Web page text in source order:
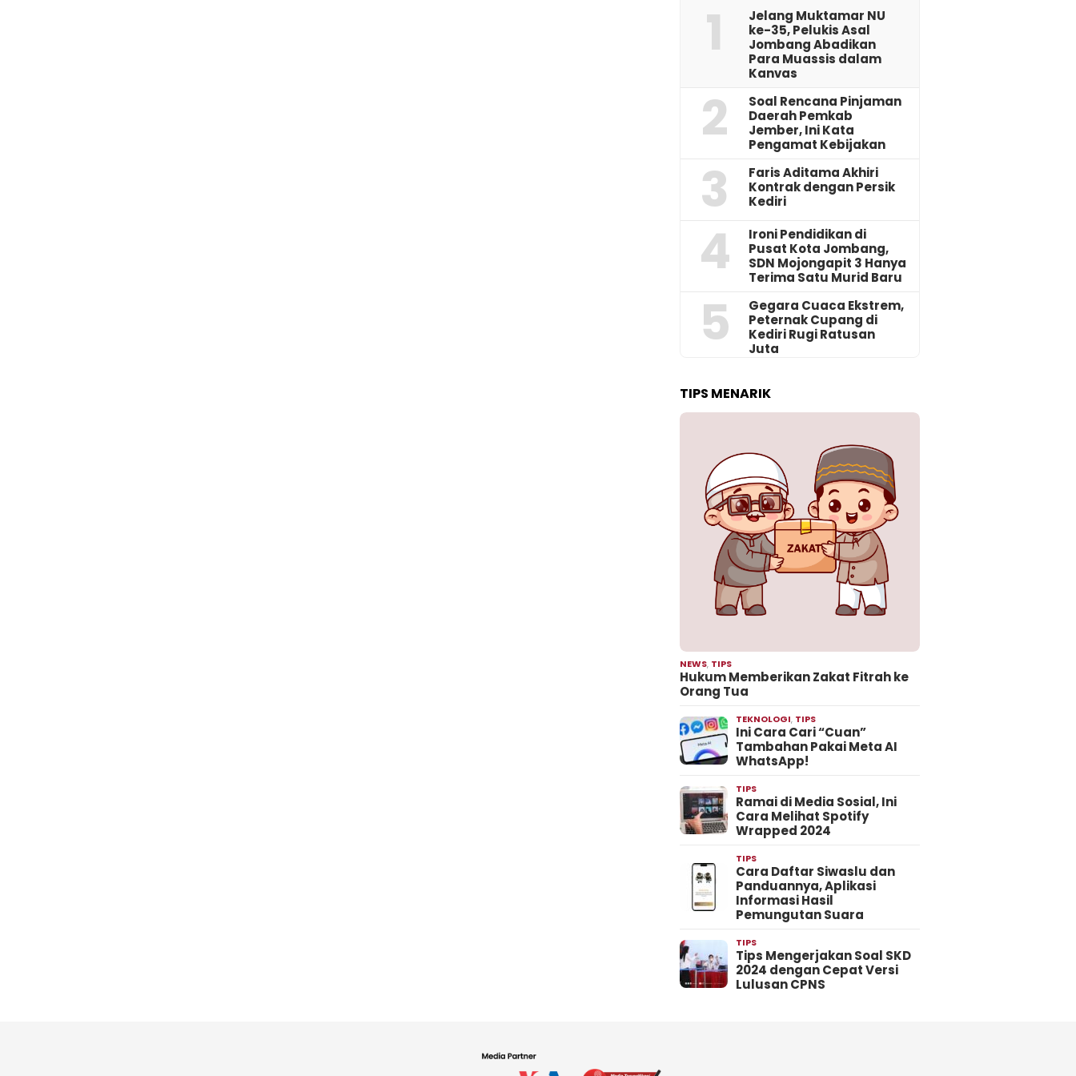
1
Jelang Muktamar NU
ke-35, Pelukis Asal
Jombang Abadikan
Para Muassis dalam
Kanvas
2
‎Soal Rencana Pinjaman
Daerah Pemkab
Jember, Ini Kata
Pengamat Kebijakan ‎
3
Faris Aditama Akhiri
Kontrak dengan Persik
Kediri
4
Ironi Pendidikan di
Pusat Kota Jombang,
SDN Mojongapit 3 Hanya
Terima Satu Murid Baru
5
‎Gegara Cuaca Ekstrem,
Peternak Cupang di
Kediri Rugi Ratusan
Juta
TIPS MENARIK
NEWS, TIPS
Hukum Memberikan Zakat Fitrah ke
Orang Tua
TEKNOLOGI, TIPS
Ini Cara Cari “Cuan”
Tambahan Pakai Meta AI
WhatsApp!
TIPS
Ramai di Media Sosial, Ini
Cara Melihat Spotify
Wrapped 2024
TIPS
Cara Daftar Siwaslu dan
Panduannya, Aplikasi
Informasi Hasil
Pemungutan Suara
TIPS
Tips Mengerjakan Soal SKD
2024 dengan Cepat Versi
Lulusan CPNS